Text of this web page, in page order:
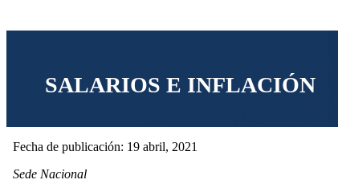
SALARIOS E INFLACIÓN
Fecha de publicación: 19 abril, 2021
Sede Nacional